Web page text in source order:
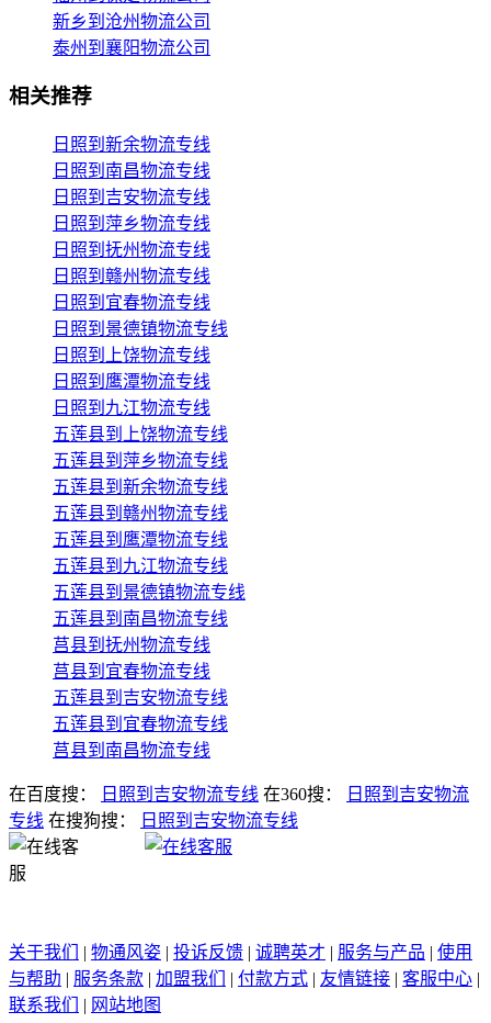
新乡到沧州物流公司
泰州到襄阳物流公司
相关推荐
日照到新余物流专线
日照到南昌物流专线
日照到吉安物流专线
日照到萍乡物流专线
日照到抚州物流专线
日照到赣州物流专线
日照到宜春物流专线
日照到景德镇物流专线
日照到上饶物流专线
日照到鹰潭物流专线
日照到九江物流专线
五莲县到上饶物流专线
五莲县到萍乡物流专线
五莲县到新余物流专线
五莲县到赣州物流专线
五莲县到鹰潭物流专线
五莲县到九江物流专线
五莲县到景德镇物流专线
五莲县到南昌物流专线
莒县到抚州物流专线
莒县到宜春物流专线
五莲县到吉安物流专线
五莲县到宜春物流专线
莒县到南昌物流专线
在百度搜： 日照到吉安物流专线 在360搜：
日照到吉安物流
专线 在搜狗搜： 日照到吉安物流专线
关于我们 | 物通风姿 | 投诉反馈 | 诚聘英才 | 服务与产品 | 使用
与帮助 | 服务条款 | 加盟我们 | 付款方式 | 友情链接 | 客服中心 |
联系我们
| 网站地图